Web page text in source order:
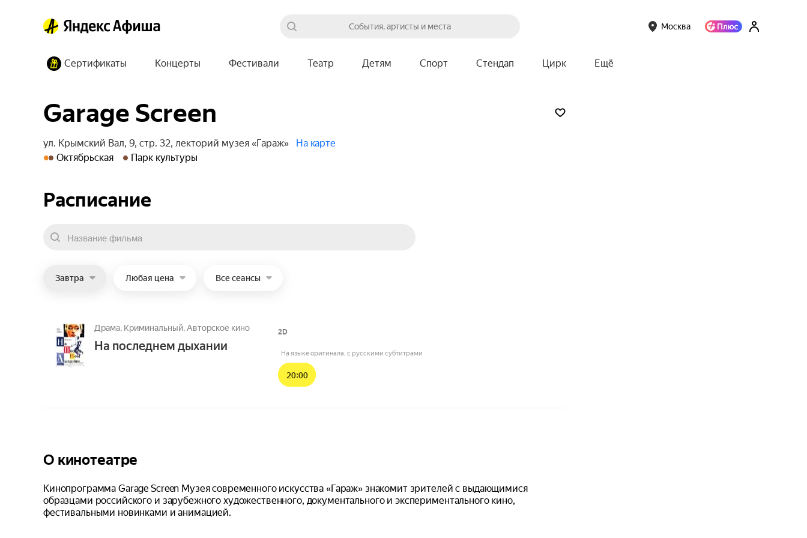
События, артисты и места Москва
Сертификаты Концерты Фестивали Театр Детям Спорт Стендап Цирк Ещё
Garage Screen
ул. Крымский Вал, 9, стр. 32, лекторий музея «Гараж»
На карте
Октябрьская
Парк культуры
Расписание
Завтра Любая цена Все сеансы
Драма, Криминальный,Авторское кино
На последнем дыхании
2D
На языке оригинала, с русскими субтитрами
20:00
О кинотеатре
Кинопрограмма Garage Screen Музея современного искусства «Гараж» знакомит зрителей с выдающимися
образцами российского и зарубежного художественного, документального и экспериментального кино,
фестивальными новинками и анимацией.